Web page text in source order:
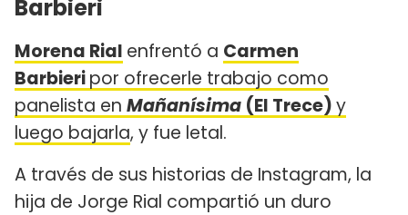
Barbieri
Morena Rial enfrentó a Carmen
Barbieripor ofrecerle trabajo como
panelista en Mañanísima (El Trece)y
luego bajarla, y fue letal.
A través de sus historias de Instagram, la
hija de Jorge Rial compartió un duro